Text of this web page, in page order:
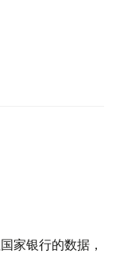
家银行的数据，